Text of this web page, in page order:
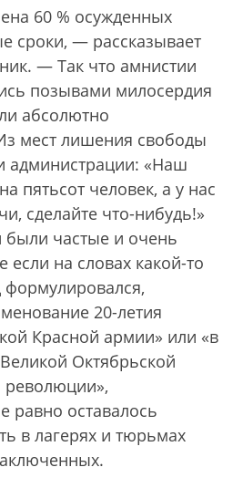
60 % осужденных
сроки, — рассказывает
— Так что амнистии
позывами милосердия
абсолютно
мест лишения свободы
администрации: «Наш
пятьсот человек, а у нас
сделайте что-нибудь!»
были частые и очень
на словах какой-то
20-летия
Красной армии» или «в
Октябрьской
революции»,
равно оставалось
в лагерях и тюрьмах